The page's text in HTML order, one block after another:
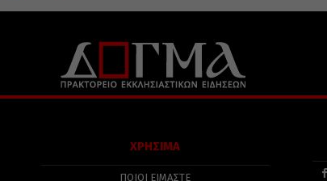
ΧΡΗΣΙΜΑ
ΠΟΙΟΙ ΕΙΜΑΣΤΕ